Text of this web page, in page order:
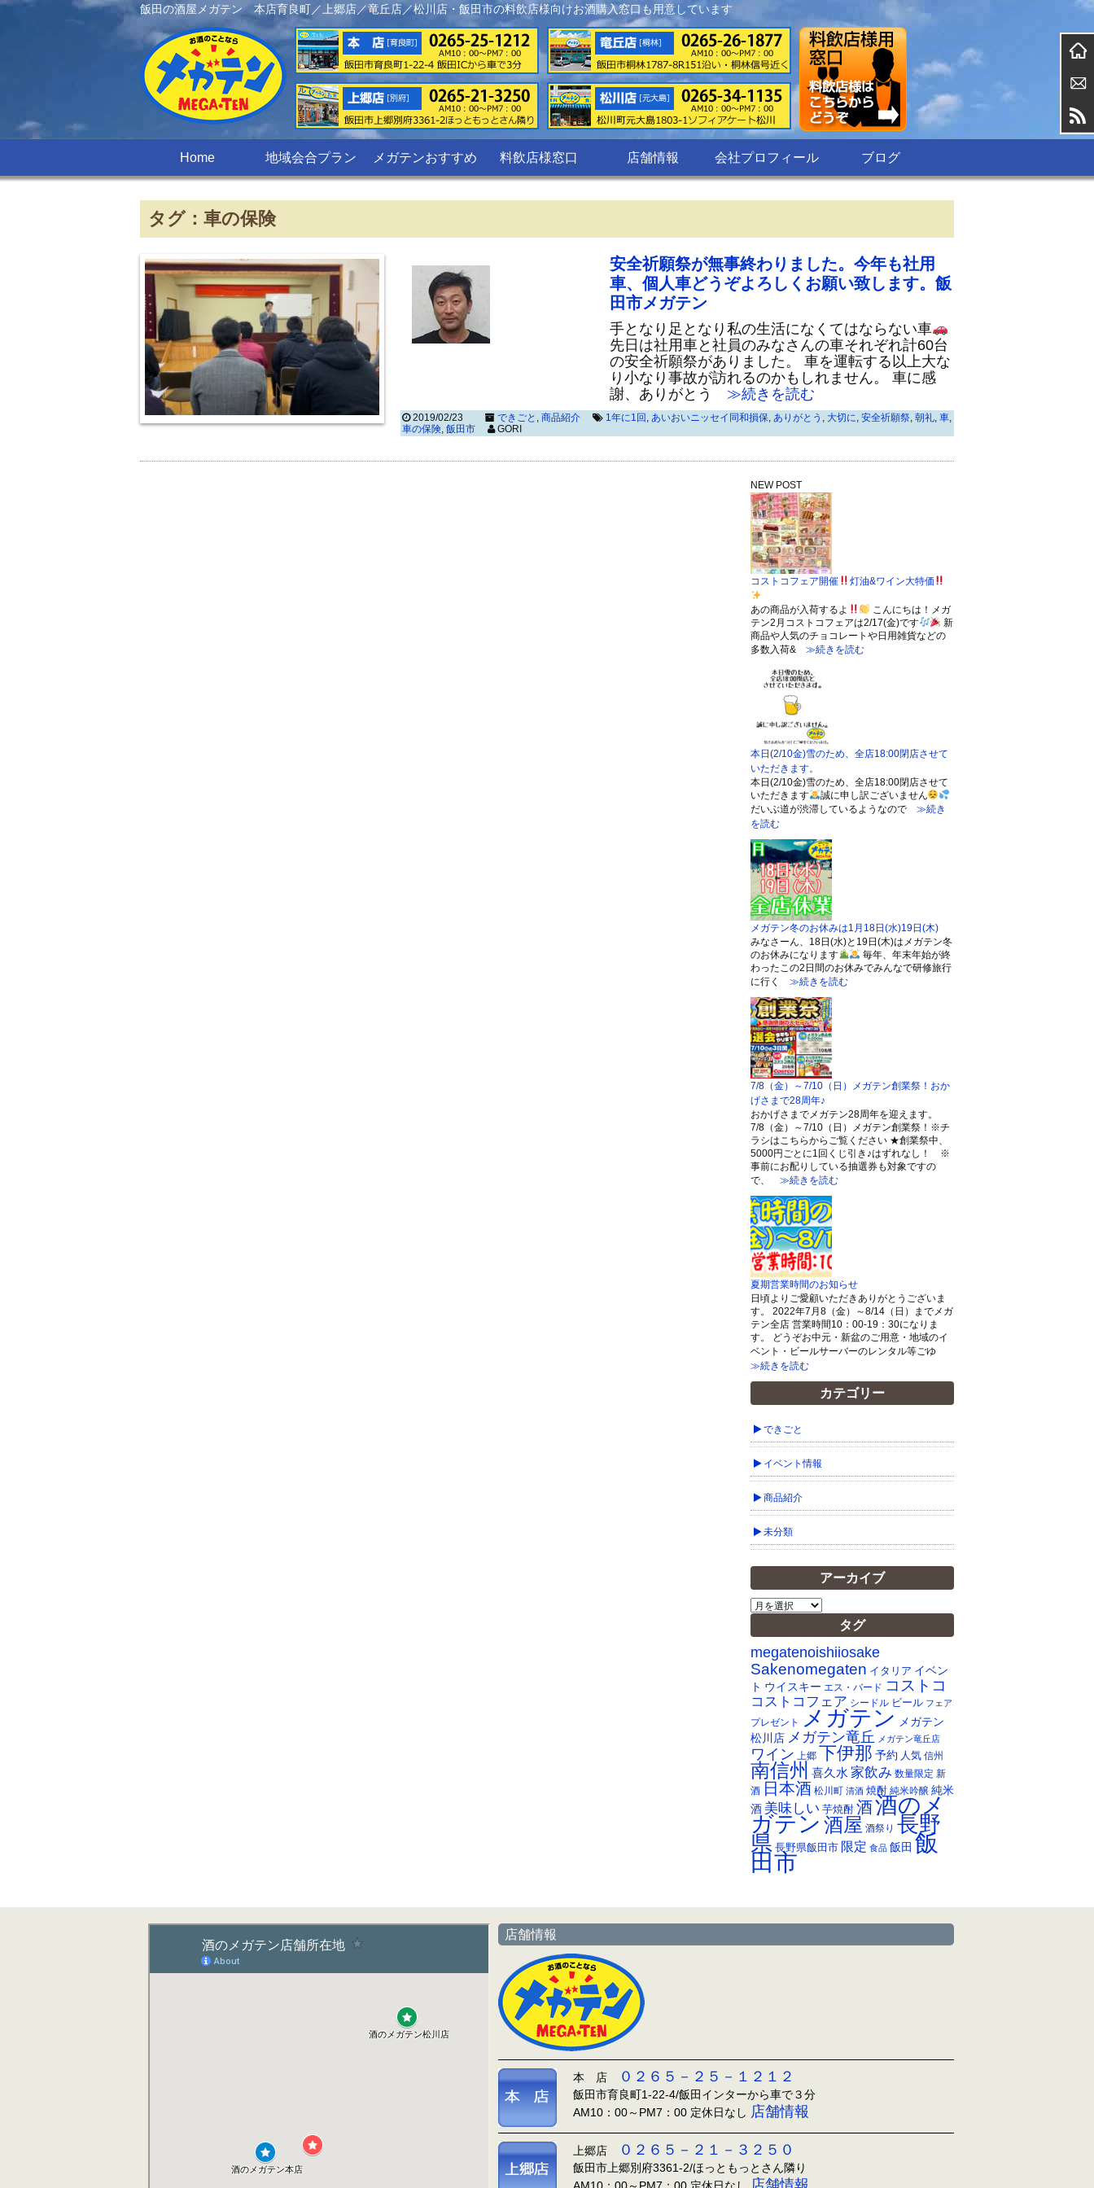
飯田の酒屋メガテン 本店育良町／上郷店／竜丘店／松川店・飯田市の料飲店様向けお酒購入窓口も用意しています
Home 地域会合プラン メガテンおすすめ 料飲店様窓口 店舗情報 会社プロフィール ブログ
タグ：車の保険
安全祈願祭が無事終わりました。今年も社用
車、個人車どうぞよろしくお願い致します。飯
田市メガテン
手となり足となり私の生活になくてはならない車
先日は社用車と社員のみなさんの車それぞれ計60台
の安全祈願祭がありました。 車を運転する以上大な
り小なり事故が訪れるのかもしれません。 車に感
謝、ありがとう
≫続きを読む
2019/02/23 できごと , 商品紹介 1年に1回 , あいおいニッセイ同和損保, ありがとう , 大切に, 安全祈願祭, 朝礼, 車,
車の保険, 飯田市 GORI
NEW POST
コストコフェア開催 灯油&ワイン大特価
あの商品が入荷するよ
こんにちは！メガ
テン2月コストコフェアは2/17(金)です
新
商品や人気のチョコレートや日用雑貨などの
多数入荷& ≫続きを読む
本日(2/10金)雪のため、全店18:00閉店させて
いただきます。
本日(2/10金)雪のため、全店18:00閉店させて
いただきます
誠に申し訳ございません
だいぶ道が渋滞しているようなので ≫続き
を読む
メガテン冬のお休みは1月18日(水)19日(木)
みなさーん、18日(水)と19日(木)はメガテン冬
のお休みになります
毎年、年末年始が終
わったこの2日間のお休みでみんなで研修旅行
に行く
≫続きを読む
7/8（金）～7/10（日）メガテン創業祭！おか
げさまで28周年♪
おかげさまでメガテン28周年を迎えます。
7/8（金）～7/10（日）メガテン創業祭！※チ
ラシはこちらからご覧ください ★創業祭中、
5000円ごとに1回くじ引き♪はずれなし！ ※
事前にお配りしている抽選券も対象ですの
で、
≫続きを読む
夏期営業時間のお知らせ
日頃よりご愛顧いただきありがとうございま
す。 2022年7月8（金）～8/14（日）までメガ
テン全店 営業時間10：00-19：30になりま
す。 どうぞお中元・新盆のご用意・地域のイ
ベント・ビールサーバーのレンタル等ごゆ
≫続きを読む
カテゴリー
できごと
イベント情報
商品紹介
未分類
アーカイブ
ア
ー
カ
イ
ブ
タグ
megatenoishiiosake
Sakenomegaten イタリア イベン
ト ウイスキー エス・バード コストコ
コストコフェア シードル ビール フェア
プレゼント メガテン メガテン
松川店 メガテン竜丘 メガテン竜丘店
ワイン 上郷 下伊那 予約 人気 信州
南信州 喜久水 家飲み 数量限定 新
酒
日本酒 松川町 清酒 焼酎 純米吟醸 純米
酒 美味しい 芋焼酎 酒酒のメ
ガテン 酒屋 酒祭り 長野
県 長野県飯田市 限定 食品 飯田 飯
田市
店舗情報
本 店 ０２６５－２５－１２１２
飯田市育良町1-22-4/飯田インターから車で３分
AM10：00～PM7：00 定休日なし 店舗情報
上郷店 ０２６５－２１－３２５０
飯田市上郷別府3361-2/ほっともっとさん隣り